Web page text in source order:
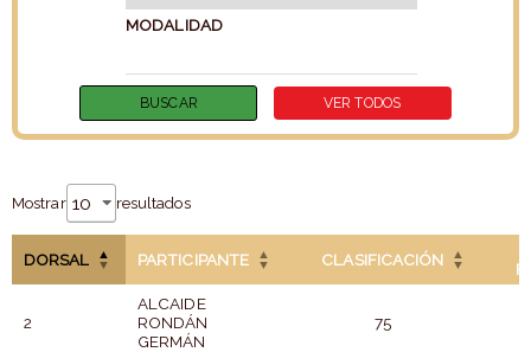
MODALIDAD
Mostrar resultados
DORSAL PARTICIPANTE CLASIFICACIÓN
2
ALCAIDE
RONDÁN
GERMÁN
75